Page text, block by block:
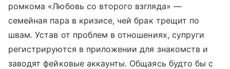
ромкома «Любовь со второго взгляда» —
семейная пара в кризисе, чей брак трещит по
швам. Устав от проблем в отношениях, супруги
регистрируются в приложении для знакомств и
заводят фейковые аккаунты. Общаясь будто бы с